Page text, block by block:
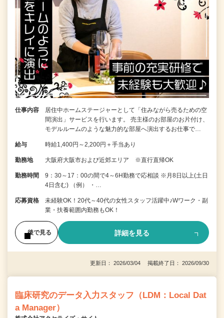
仕事内容
居住中ホームステージャーとして「住みながら売るための空
間演出」サービスを行います。 売主様のお部屋のお片付け、
モデルルームのような魅力的な部屋へ演出するお仕事で…
給与 時給1,400円～2,200円＋手当あり
勤務地 大阪府大阪市および近郊エリア ※直行直帰OK
勤務時間
9：30～17：00の間で4～6H勤務で応相談 ※月8日以上(土日
4日含む) （例） ・…
応募資格
未経験OK！20代～40代の女性スタッフ活躍中♪Wワーク・副
業・扶養範囲内勤務もOK！
後で見る 詳細を見る
更新日： 2026/03/04 掲載終了日： 2026/09/30
臨床研究のデータ入力スタッフ（LDM：Local Dat
a Manager）